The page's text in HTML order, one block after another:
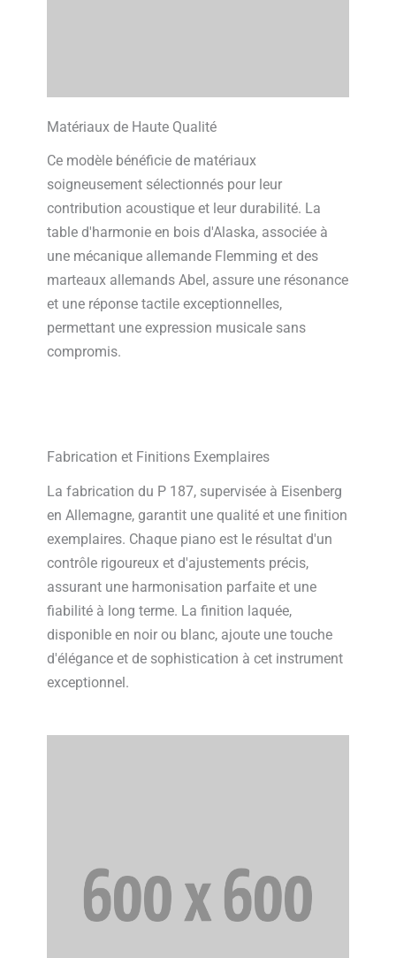
Matériaux de Haute Qualité
Ce modèle bénéficie de matériaux
soigneusement sélectionnés pour leur
contribution acoustique et leur durabilité. La
table d'harmonie en bois d'Alaska, associée à
une mécanique allemande Flemming et des
marteaux allemands Abel, assure une résonance
et une réponse tactile exceptionnelles,
permettant une expression musicale sans
compromis.
Fabrication et Finitions Exemplaires
La fabrication du P 187, supervisée à Eisenberg
en Allemagne, garantit une qualité et une finition
exemplaires. Chaque piano est le résultat d'un
contrôle rigoureux et d'ajustements précis,
assurant une harmonisation parfaite et une
fiabilité à long terme. La finition laquée,
disponible en noir ou blanc, ajoute une touche
d'élégance et de sophistication à cet instrument
exceptionnel.